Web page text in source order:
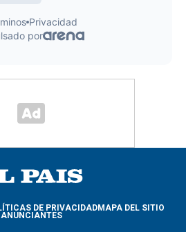
DE PRIVACIDADMAPA DEL SITIO
ANUNCIANTES